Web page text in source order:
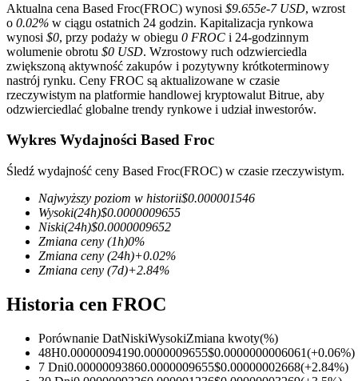
Kontrakty terminowe COIN-M
Kontrakty terminowe na kryptowaluty
TradFi
Instrumenty pochodne na akcje, forex, metale szlachetne i
towary
Aktualna cena Based Froc(FROC) wynosi $9.655e-7 USD, wzrost
o 0.02% w ciągu ostatnich 24 godzin. Kapitalizacja rynkowa
wynosi $0, przy podaży w obiegu 0 FROC i 24-godzinnym
wolumenie obrotu $0 USD. Wzrostowy ruch odzwierciedla
zwiększoną aktywność zakupów i pozytywny krótkoterminowy
nastrój rynku. Ceny FROC są aktualizowane w czasie
rzeczywistym na platformie handlowej kryptowalut Bitrue, aby
odzwierciedlać globalne trendy rynkowe i udział inwestorów.
Wykres Wydajności Based Froc
Śledź wydajność ceny Based Froc(FROC) w czasie rzeczywistym.
Najwyższy poziom w historii$0.000001546
Wysoki(24h)$0.0000009655
Niski(24h)$0.0000009652
Zmiana ceny (1h)0%
Zmiana ceny (24h)+0.02%
Zmiana ceny (7d)+2.84%
Historia cen FROC
Porównanie DatNiskiWysokiZmiana kwoty(%)
48H0.00000094190.0000009655$0.0000000006061(+0.06%)
7 Dni0.00000093860.0000009655$0.00000002668(+2.84%)